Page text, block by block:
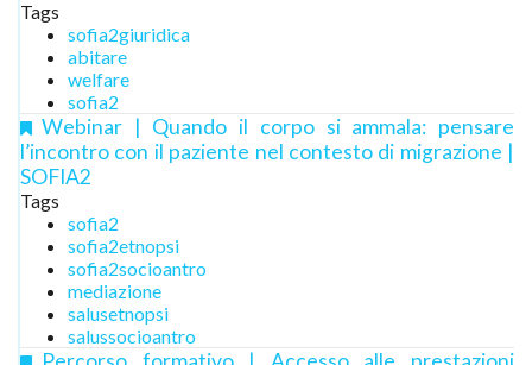
Tags
sofia2giuridica
abitare
welfare
sofia2
Webinar | Quando il corpo si ammala: pensare
l’incontro con il paziente nel contesto di migrazione |
SOFIA2
Tags
sofia2
sofia2etnopsi
sofia2socioantro
mediazione
salusetnopsi
salussocioantro